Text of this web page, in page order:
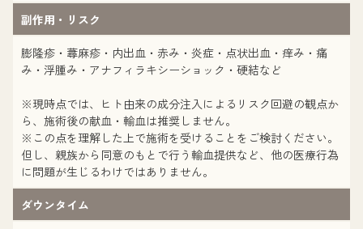
副作用・リスク
膨隆疹・蕁麻疹・内出血・赤み・炎症・点状出血・痒み・痛
み・浮腫み・アナフィラキシーショック・硬結など
※現時点では、ヒト由来の成分注入によるリスク回避の観点か
ら、施術後の献血・輸血は推奨しません。
※この点を理解した上で施術を受けることをご検討ください。
但し、親族から同意のもとで行う輸血提供など、他の医療行為
に問題が生じるわけではありません。
ダウンタイム